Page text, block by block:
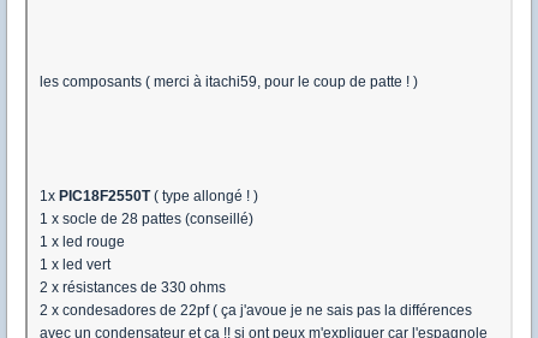
les composants ( merci à itachi59, pour le coup de patte ! )
1x PIC18F2550T( type allongé ! )
1 x socle de 28 pattes (conseillé)
1 x led rouge
1 x led vert
2 x résistances de 330 ohms
2 x condesadores de 22pf ( ça j'avoue je ne sais pas la différences
avec un condensateur et ça !! si ont peux m'expliquer car l'espagnole